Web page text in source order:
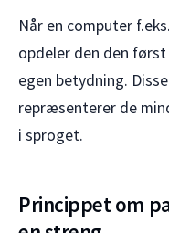
Når en computer
opdeler den den
egen betydning.
repræsenterer de
i sproget.
Princippet om